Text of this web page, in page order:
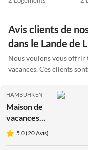
Avis clients de
dans le Lande de
Nous voulons vous offrir
vacances. Ces clients
HAMBÜHREN
Maison de
vacances
dans la
forêt des
5.0 (20 Avis)